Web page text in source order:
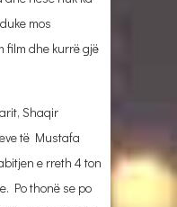
mos
film dhe kurrë gjë
Shaqir
të Mustafa
e rreth 4 ton
Po thonë se po